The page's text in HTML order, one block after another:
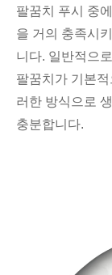
팔꿈치 푸시 중
을 거의 충족시
니다. 일반적으
팔꿈치가 기본
러한 방식으로
충분합니다.